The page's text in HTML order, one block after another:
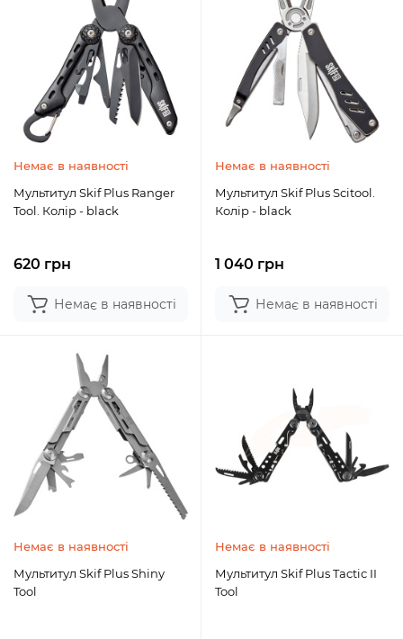
Немає в наявності
Мультитул Skif Plus Ranger
Tool. Колір - black
620 грн
Немає в наявності
Немає в наявності
Мультитул Skif Plus Scitool.
Колір - black
1 040 грн
Немає в наявності
Немає в наявності
Мультитул Skif Plus Shiny
Tool
Немає в наявності
Мультитул Skif Plus Tactic II
Tool